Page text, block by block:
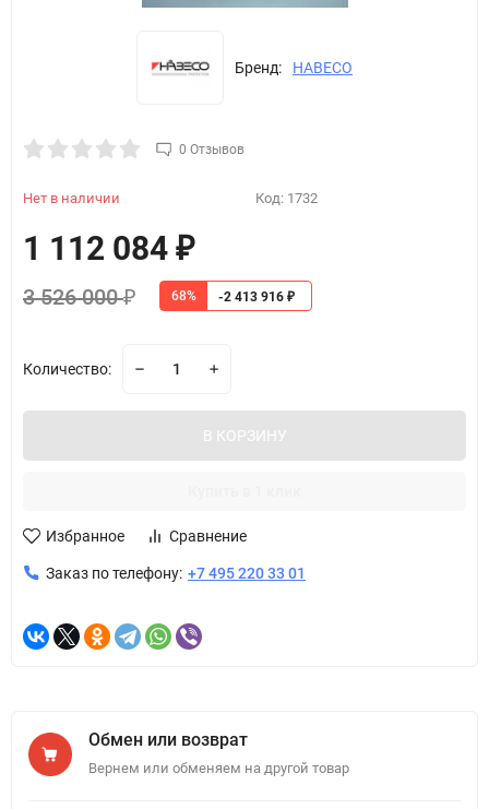
Бренд: HABECO
0 Отзывов
Нет в наличии Код: 1732
1 112 084 ₽
3 526 000₽ 68% -2 413 916 ₽
Количество:
В КОРЗИНУ
Избранное Сравнение
Заказ по телефону: +7 495 220 33 01
Обмен или возврат
Вернем или обменяем на другой товар